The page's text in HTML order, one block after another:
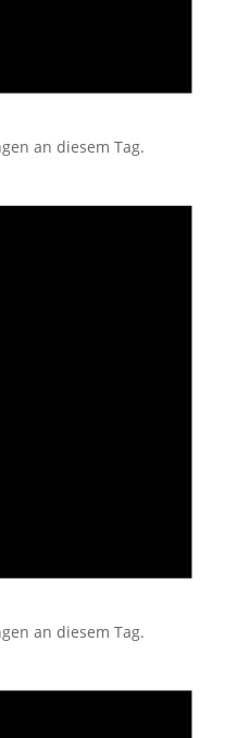
an diesem Tag.
an diesem Tag.